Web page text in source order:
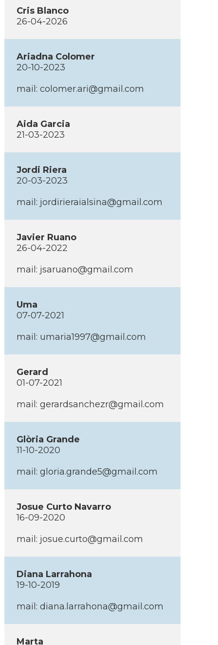
Cris Blanco
26-04-2026
Ariadna Colomer
20-10-2023
mail: colomer.ari@gmail.com
Aida Garcia
21-03-2023
Jordi Riera
20-03-2023
mail: jordirieraialsina@gmail.com
Javier Ruano
26-04-2022
mail: jsaruano@gmail.com
Uma
07-07-2021
mail: umaria1997@gmail.com
Gerard
01-07-2021
mail: gerardsanchezr@gmail.com
Glòria Grande
11-10-2020
mail: gloria.grande5@gmail.com
Josue Curto Navarro
16-09-2020
mail: josue.curto@gmail.com
Diana Larrahona
19-10-2019
mail: diana.larrahona@gmail.com
Marta